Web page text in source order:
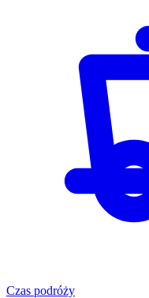
Czas podróży